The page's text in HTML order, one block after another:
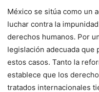
México se sitúa como un
luchar contra la
derechos humanos. Por
legislación adecuada que
estos casos. Tanto la
establece que los
tratados internacionales